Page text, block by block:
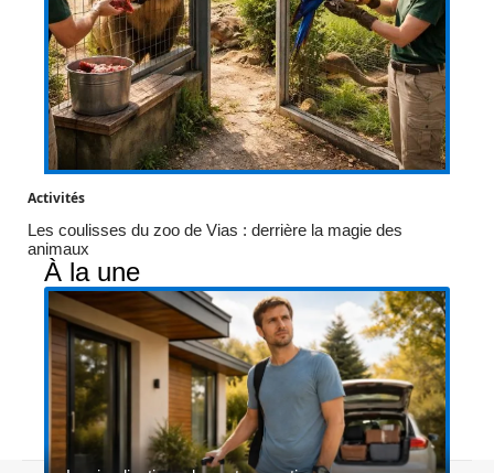
Activités
Les coulisses du zoo de Vias : derrière la magie des
animaux
À la une